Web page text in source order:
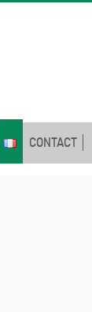
CONTACT